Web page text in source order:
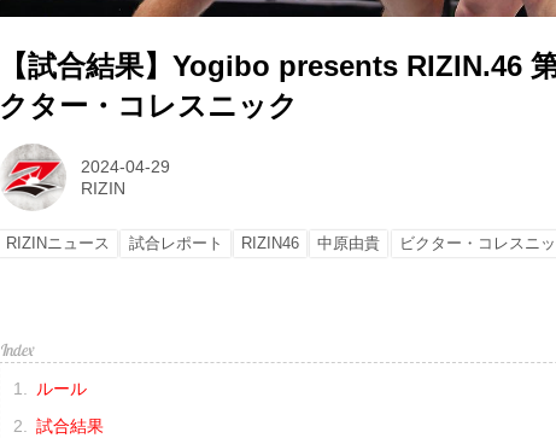
【試合結果】Yogibo presents RIZIN.46
クター・コレスニック
2024-04-29
RIZIN
RIZINニュース 試合レポート RIZIN46 中原由貴 ビクター・コレスニ
ルール
試合結果